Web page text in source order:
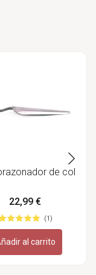
de col
22,99 €
(1)
al carrito